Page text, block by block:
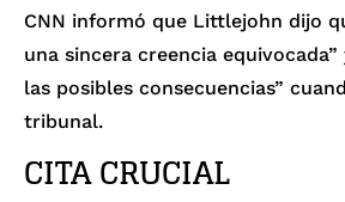
CNN informó que Littlejohn dijo
una sincera creencia
las posibles consecuencias”
tribunal.
CITA CRUCIAL